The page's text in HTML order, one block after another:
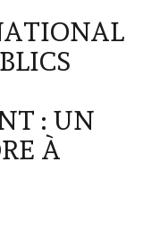
: UN
À